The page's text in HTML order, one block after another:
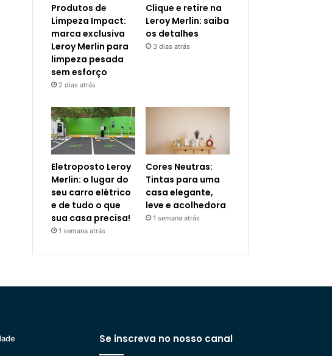
Produtos de
Limpeza Impact:
marca exclusiva
Leroy Merlin para
limpeza pesada
sem esforço
2 dias atrás
Clique e retire na
Leroy Merlin: saiba
os detalhes
3 dias atrás
Eletroposto Leroy
Merlin: o lugar do
seu carro elétrico
e de tudo o que
sua casa precisa!
1 semana atrás
Cores Neutras:
Tintas para uma
casa elegante,
leve e acolhedora
1 semana atrás
Se inscreva no nosso canal